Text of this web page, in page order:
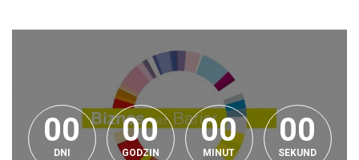
0
00
00
DNI
00
00
GODZIN
00
00
MINUT
00
00
SEKUND